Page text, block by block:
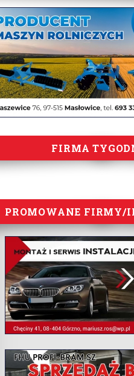
FIRMA
PROMOWANE FIRMY/